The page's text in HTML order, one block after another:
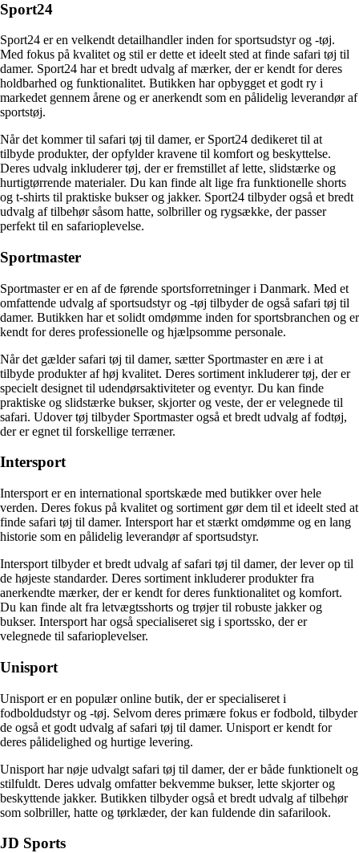
Sport24
Sport24 er en velkendt detailhandler inden for sportsudstyr og -tøj.
Med fokus på kvalitet og stil er dette et ideelt sted at finde safari tøj til
damer. Sport24 har et bredt udvalg af mærker, der er kendt for deres
holdbarhed og funktionalitet. Butikken har opbygget et godt ry i
markedet gennem årene og er anerkendt som en pålidelig leverandør af
sportstøj.
Når det kommer til safari tøj til damer, er Sport24 dedikeret til at
tilbyde produkter, der opfylder kravene til komfort og beskyttelse.
Deres udvalg inkluderer tøj, der er fremstillet af lette, slidstærke og
hurtigtørrende materialer. Du kan finde alt lige fra funktionelle shorts
og t-shirts til praktiske bukser og jakker. Sport24 tilbyder også et bredt
udvalg af tilbehør såsom hatte, solbriller og rygsække, der passer
perfekt til en safarioplevelse.
Sportmaster
Sportmaster er en af de førende sportsforretninger i Danmark. Med et
omfattende udvalg af sportsudstyr og -tøj tilbyder de også safari tøj til
damer. Butikken har et solidt omdømme inden for sportsbranchen og er
kendt for deres professionelle og hjælpsomme personale.
Når det gælder safari tøj til damer, sætter Sportmaster en ære i at
tilbyde produkter af høj kvalitet. Deres sortiment inkluderer tøj, der er
specielt designet til udendørsaktiviteter og eventyr. Du kan finde
praktiske og slidstærke bukser, skjorter og veste, der er velegnede til
safari. Udover tøj tilbyder Sportmaster også et bredt udvalg af fodtøj,
der er egnet til forskellige terræner.
Intersport
Intersport er en international sportskæde med butikker over hele
verden. Deres fokus på kvalitet og sortiment gør dem til et ideelt sted at
finde safari tøj til damer. Intersport har et stærkt omdømme og en lang
historie som en pålidelig leverandør af sportsudstyr.
Intersport tilbyder et bredt udvalg af safari tøj til damer, der lever op til
de højeste standarder. Deres sortiment inkluderer produkter fra
anerkendte mærker, der er kendt for deres funktionalitet og komfort.
Du kan finde alt fra letvægtsshorts og trøjer til robuste jakker og
bukser. Intersport har også specialiseret sig i sportssko, der er
velegnede til safarioplevelser.
Unisport
Unisport er en populær online butik, der er specialiseret i
fodboldudstyr og -tøj. Selvom deres primære fokus er fodbold, tilbyder
de også et godt udvalg af safari tøj til damer. Unisport er kendt for
deres pålidelighed og hurtige levering.
Unisport har nøje udvalgt safari tøj til damer, der er både funktionelt og
stilfuldt. Deres udvalg omfatter bekvemme bukser, lette skjorter og
beskyttende jakker. Butikken tilbyder også et bredt udvalg af tilbehør
som solbriller, hatte og tørklæder, der kan fuldende din safarilook.
JD Sports